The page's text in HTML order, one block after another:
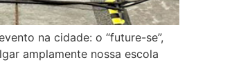
na cidade: o “future-se”,
amplamente nossa escola